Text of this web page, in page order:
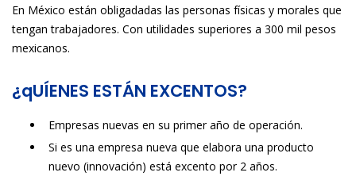
En México están obligadadas las personas físicas y morales que
tengan trabajadores. Con utilidades superiores a 300 mil pesos
mexicanos.
¿qUÍENES ESTÁN EXCENTOS?
Empresas nuevas en su primer año de operación.
Si es una empresa nueva que elabora una producto
nuevo (innovación) está excento por 2 años.